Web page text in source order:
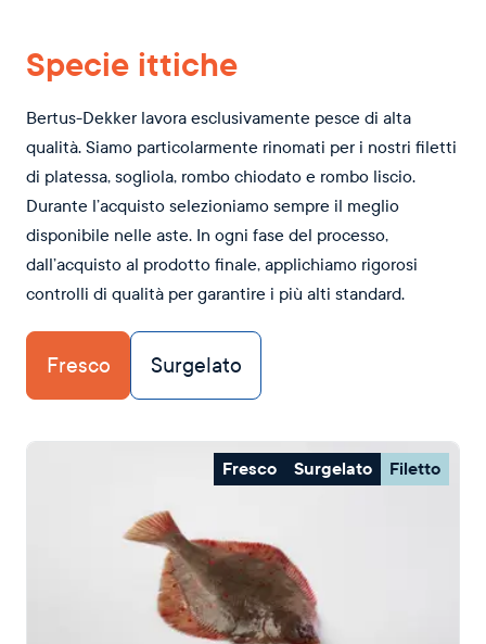
Specie ittiche
Bertus-Dekker lavora esclusivamente pesce di alta
qualità. Siamo particolarmente rinomati per i nostri filetti
di platessa, sogliola, rombo chiodato e rombo liscio.
Durante l’acquisto selezioniamo sempre il meglio
disponibile nelle aste. In ogni fase del processo,
dall’acquisto al prodotto finale, applichiamo rigorosi
controlli di qualità per garantire i più alti standard.
Fresco Surgelato
Fresco Surgelato Filetto